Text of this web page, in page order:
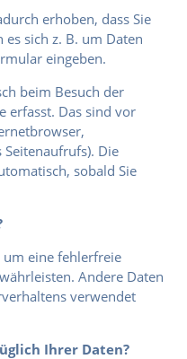
erhoben, dass Sie
sich z. B. um Daten
eingeben.
beim Besuch der
erfasst. Das sind vor
Die
sobald Sie
eine fehlerfreie
Andere Daten
verwendet
Ihrer Daten?